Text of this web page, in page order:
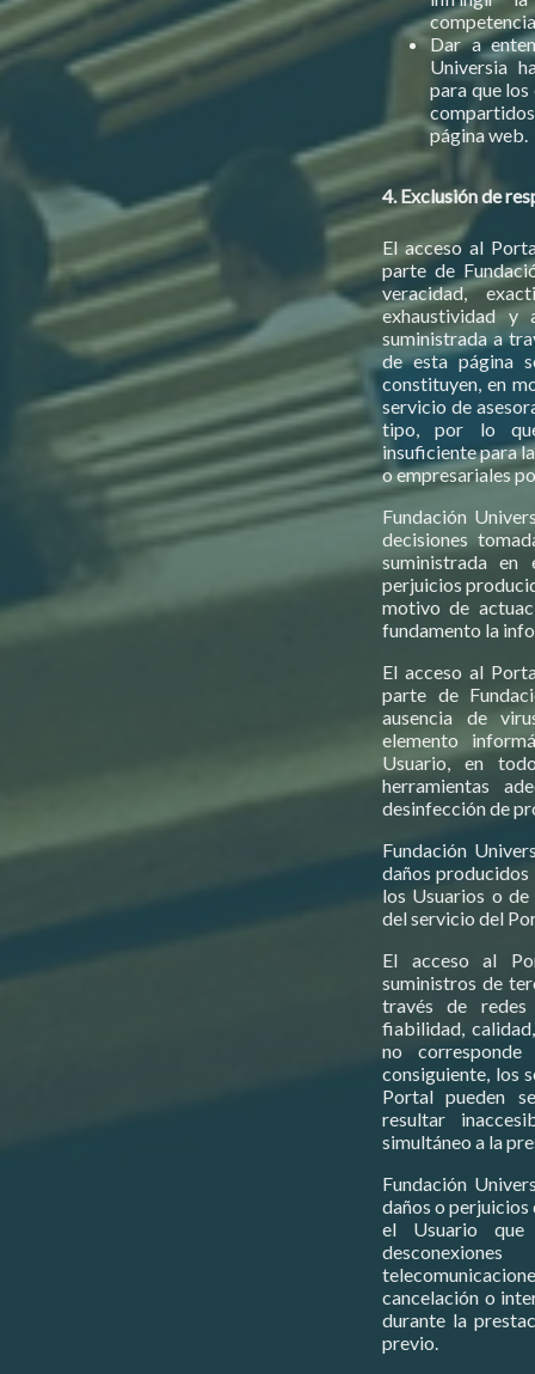
Dar a
Universia
para que los
página web.
4. Exclusión de
El acceso al
parte de
veracidad,
exhaustividad y
suministrada a
de esta página
constituyen, en
servicio de
tipo, por lo
insuficiente para
o empresariales
Fundación
decisiones
suministrada
perjuicios
motivo de
fundamento la
El acceso al
parte de
ausencia de
elemento
Usuario, en
herramientas
desinfección de
Fundación
daños
los Usuarios o
del servicio del
El acceso al
suministros de
través de redes
fiabilidad,
no
consiguiente, los
Portal pueden
resultar
simultáneo a la
Fundación
daños o
el Usuario
cancelación o
durante la
previo.